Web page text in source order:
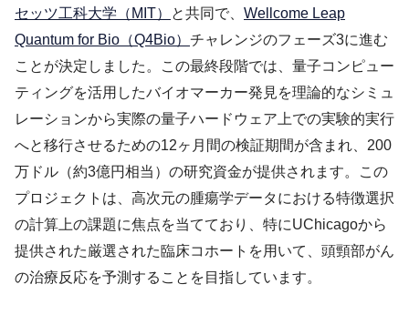
セッツ工科大学（MIT）
と共同で、 Wellcome Leap
Quantum for Bio（Q4Bio） チャレンジのフェーズ3に進む
ことが決定しました。この最終段階では、量子コンピュー
ティングを活用したバイオマーカー発見を理論的なシミュ
レーションから実際の量子ハードウェア上での実験的実行
へと移行させるための12ヶ月間の検証期間が含まれ、200
万ドル（約3億円相当）の研究資金が提供されます。この
プロジェクトは、高次元の腫瘍学データにおける特徴選択
の計算上の課題に焦点を当てており、特にUChicagoから
提供された厳選された臨床コホートを用いて、頭頸部がん
の治療反応を予測することを目指しています。